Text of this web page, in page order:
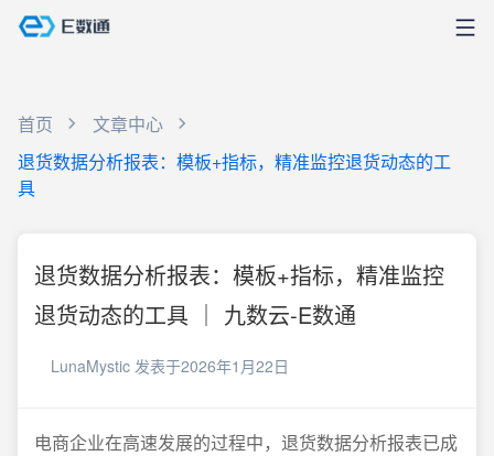
首页
文章中心
退货数据分析报表：模板+指标，精准监控退货动态的工
具
退货数据分析报表：模板+指标，精准监控
退货动态的工具 ｜ 九数云-E数通
LunaMystic 发表于2026年1月22日
电商企业在高速发展的过程中，退货数据分析报表已成